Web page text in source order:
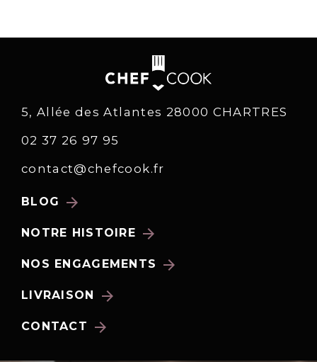
5, Allée des Atlantes 28000 CHARTRES
02 37 26 97 95
contact@chefcook.fr
BLOG arrow_forward
NOTRE HISTOIRE arrow_forward
NOS ENGAGEMENTS arrow_forward
LIVRAISON arrow_forward
CONTACT arrow_forward